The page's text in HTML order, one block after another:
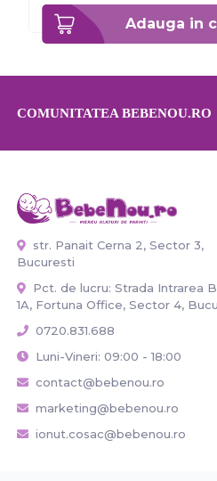
Adauga in
COMUNITATEA BEBENOU.RO
str. Panait Cerna 2, Sector 3,
Bucuresti
Pct. de lucru: Strada Intrarea
1A, Fortuna Office, Sector 4,
0720.831.688
Luni-Vineri: 09:00 - 18:00
contact@bebenou.ro
marketing@bebenou.ro
ionut.cosac@bebenou.ro